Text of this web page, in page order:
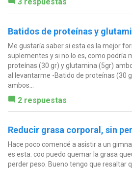
Batidos de proteínas y
Me gustaría saber si esta es la mejor
suplementes y si no lo es, como podría
proteínas (30 gr) y glutamina (5gr)
al levantarme -Batido de proteínas (30
ambos...
2 respuestas
Reducir grasa corporal, sin
Hace poco comencé a asistir a un
es esta: coo puedo quemar la grasa
perder peso. Bueno tengo que resaltar